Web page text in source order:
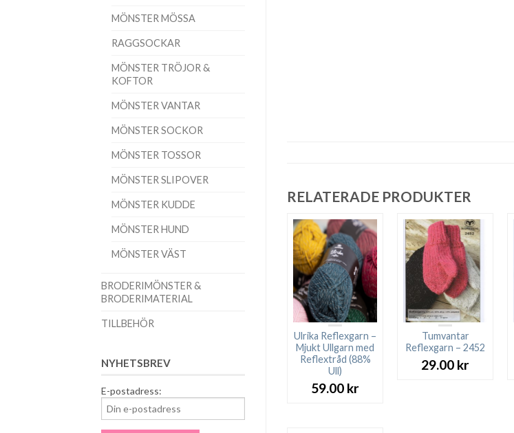
MÖNSTER MÖSSA
RAGGSOCKAR
MÖNSTER TRÖJOR &
KOFTOR
MÖNSTER VANTAR
MÖNSTER SOCKOR
MÖNSTER TOSSOR
MÖNSTER SLIPOVER
MÖNSTER KUDDE
MÖNSTER HUND
MÖNSTER VÄST
BRODERIMÖNSTER &
BRODERIMATERIAL
TILLBEHÖR
NYHETSBREV
E-postadress:
RELATERADE PRODUKTER
Ulrika Reflexgarn –
Mjukt Ullgarn med
Reflextråd (88%
Ull)
59.00 kr
Tumvantar
Reflexgarn – 2452
29.00 kr